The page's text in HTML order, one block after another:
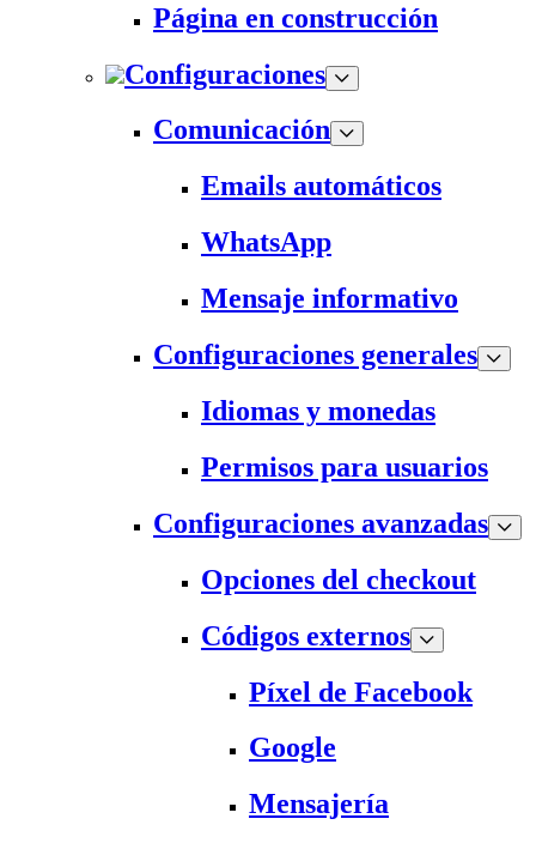
Página en construcción
Configuraciones
Comunicación
Emails automáticos
WhatsApp
Mensaje informativo
Configuraciones generales
Idiomas y monedas
Permisos para usuarios
Configuraciones avanzadas
Opciones del checkout
Códigos externos
Píxel de Facebook
Google
Mensajería